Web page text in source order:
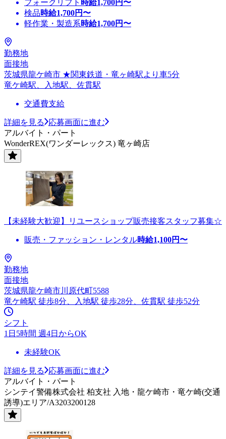
フォークリフト 時給1,700円〜
検品時給1,700円〜
軽作業・製造系時給1,700円〜
勤務地
面接地
茨城県龍ケ崎市 ★関東鉄道・竜ヶ崎駅より車5分
竜ケ崎駅、入地駅、佐貫駅
交通費支給
詳細を見る
応募画面に進む
アルバイト・パート
WonderREX(ワンダーレックス) 竜ヶ崎店
【未経験大歓迎】リユースショップ販売接客スタッフ募集☆
販売・ファッション・レンタル時給1,100円〜
勤務地
面接地
茨城県龍ケ崎市川原代町5588
竜ケ崎駅 徒歩8分、入地駅 徒歩28分、佐貫駅 徒歩52分
シフト
1日5時間 週4日からOK
未経験OK
詳細を見る
応募画面に進む
アルバイト・パート
シンテイ警備株式会社 柏支社 入地・龍ケ崎市・竜ケ崎(交通
誘導)エリア/A3203200128